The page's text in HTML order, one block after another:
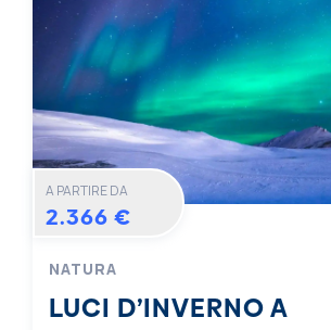
A PARTIRE DA
2.366 €
NATURA
LUCI D’INVERNO A